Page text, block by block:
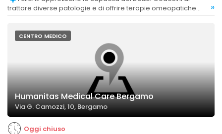
trattare diverse patologie e di offrire terapie omeopatiche
»
CENTRO MEDICO
Humanitas Medical Care Bergamo
Via G. Camozzi, 10, Bergamo
Oggi chiuso